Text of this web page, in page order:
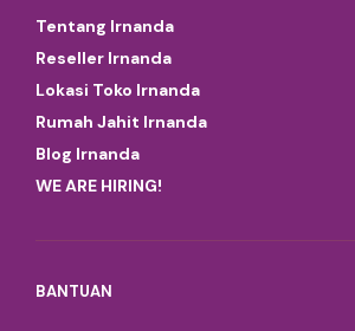
Tentang Irnanda
Reseller Irnanda
Lokasi Toko Irnanda
Rumah Jahit Irnanda
Blog Irnanda
WE ARE HIRING!
BANTUAN